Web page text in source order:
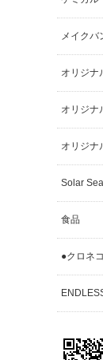
メイクバ
オリジナ
オリジナ
オリジナ
Solar
食品
●クロネ